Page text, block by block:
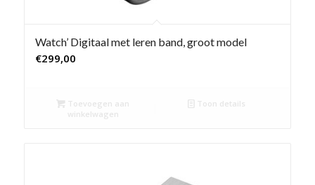
Watch’ Digitaal met leren band, groot model
€299,00
Toevoegen aan
winkelwagen
Toon details